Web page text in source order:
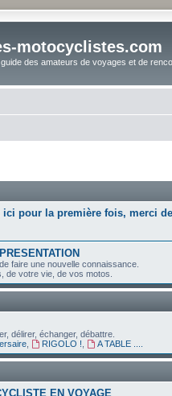
motocyclistes.com
guide des amateurs de voyages et de
pour la première fois, merci
faire une nouvelle connaissance.
de votre vie, de vos motos.
délirer, échanger, débattre.
, RIGOLO ! A TABLE ....
EN VOYAGE